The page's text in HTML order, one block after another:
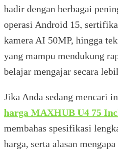
hadir dengan berbagai
operasi Android 15,
kamera AI 50MP, hingga
yang mampu mendukung
belajar mengajar secara
Jika Anda sedang mencari
harga MAXHUB U4 75
membahas spesifikasi
harga, serta alasan